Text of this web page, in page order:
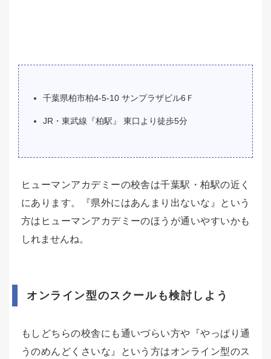
千葉県柏市柏4-5-10 サンプラザビル6Ｆ
JR・東武線『柏駅』 東口より徒歩5分
ヒューマンアカデミーの校舎は千葉駅・柏駅の近く
にあります。『県外にはあんまり出ないな』という
方はヒューマンアカデミーのほうが通いやすいかも
しれませんね。
オンライン型のスクールも検討しよう
もしどちらの校舎にも通いづらい方や『やっぱり通
うのめんどくさいな』という方はオンライン型のス